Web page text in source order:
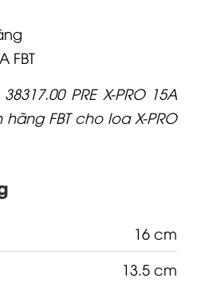
FBT
38317.00 PRE X-PRO 15A
FBT cho loa X-PRO
16 cm
13.5 cm